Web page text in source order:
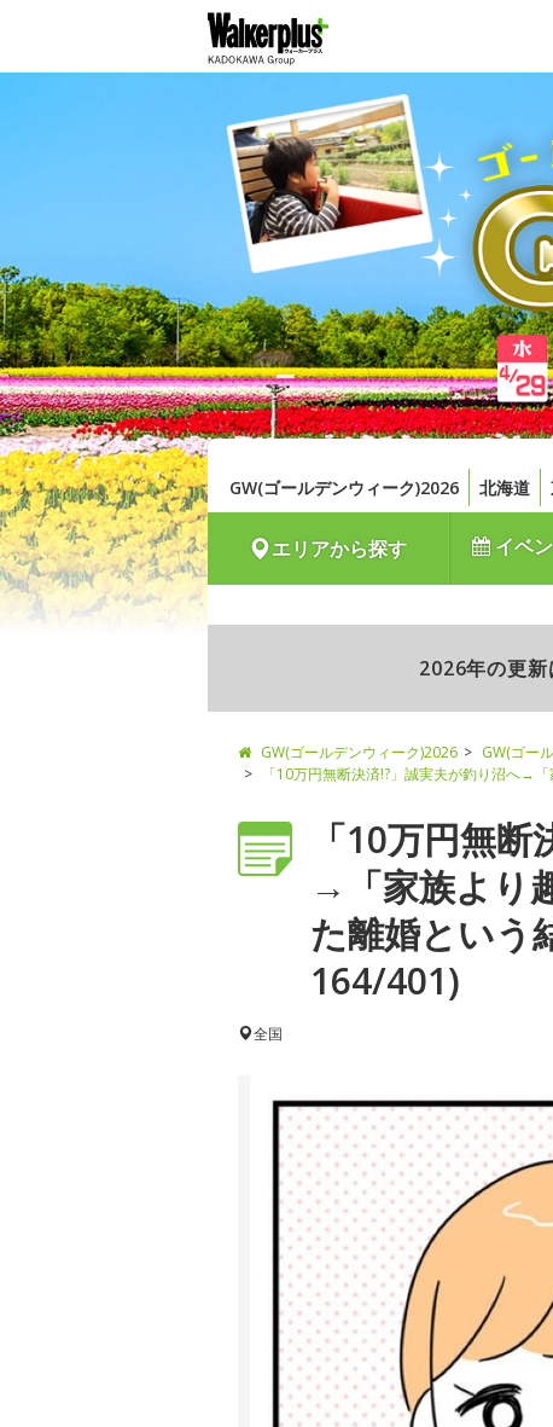
GW(ゴールデンウィーク)2026 北海道
エリアから探す イベ
2026年の更新
GW(ゴールデンウィーク)2026 GW(ゴー
「10万円無断決済!?」誠実夫が釣り沼へ→
「10万円無
→「家族より
た離婚という
164/401)
全国